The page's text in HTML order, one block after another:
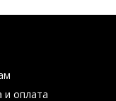
и оплата